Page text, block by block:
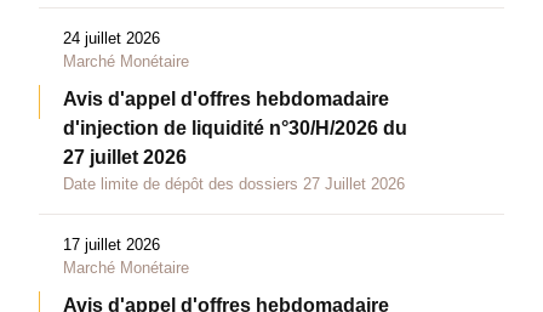
24 juillet 2026
Marché Monétaire
Avis d'appel d'offres hebdomadaire
d'injection de liquidité n°30/H/2026 du
27 juillet 2026
Date limite de dépôt des dossiers 27 Juillet 2026
17 juillet 2026
Marché Monétaire
Avis d'appel d'offres hebdomadaire